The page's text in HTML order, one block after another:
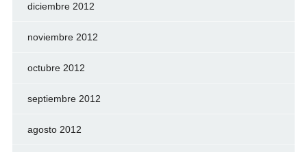
diciembre 2012
noviembre 2012
octubre 2012
septiembre 2012
agosto 2012